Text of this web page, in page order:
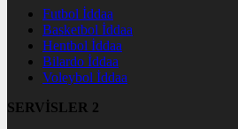
Futbol İddaa
Basketbol İddaa
Hentbol İddaa
Bilardo İddaa
Voleybol İddaa
SERVİSLER 2